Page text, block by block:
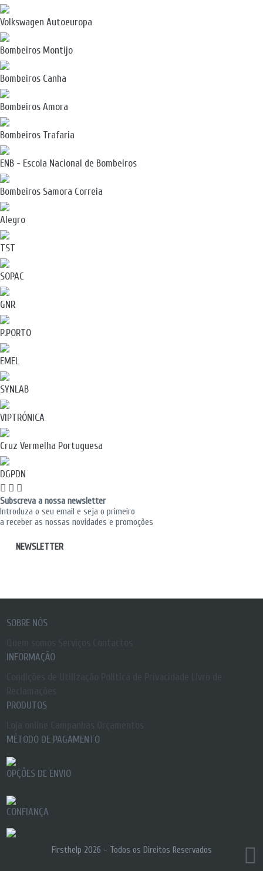
Volkswagen Autoeuropa
Bombeiros Montijo
Bombeiros Canha
Bombeiros Amora
Bombeiros Trafaria
ENB - Escola Nacional de Bombeiros
Bombeiros Samora Correia
Alegro
TST
SOPAC
GNR
P.PORTO
EMEL
SYNLAB
VIPTRÓNICA
Cruz Vermelha Portuguesa
DGPDN
Subscreva a nossa newsletter
Introduza o seu email e seja o primeiro
a receber as nossas novidades e promoções
NEWSLETTER
SOBRE NÓS
INFORMAÇÃO
PRODUTOS
MÉTODO DE PAGAMENTO
OPÇÕES DE ENVIO
CONFIANÇA
Firsthelp 2026 - Todos os Direitos Reservados